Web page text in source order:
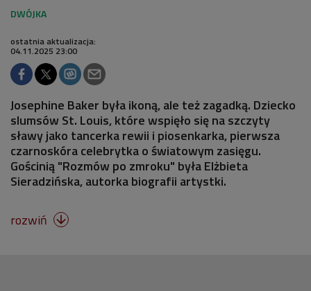
ostatnia aktualizacja:
04.11.2025 23:00
Josephine Baker była ikoną, ale też zagadką. Dziecko
slumsów St. Louis, które wspięło się na szczyty
sławy jako tancerka rewii i piosenkarka, pierwsza
czarnoskóra celebrytka o światowym zasięgu.
Gościnią "Rozmów po zmroku" była Elżbieta
Sieradzińska, autorka biografii artystki.
rozwiń 